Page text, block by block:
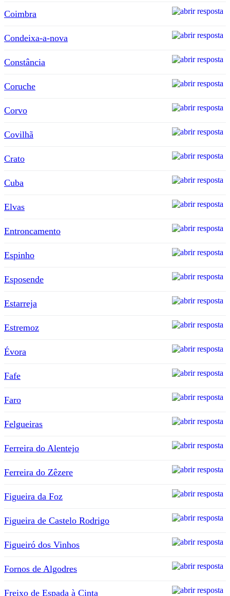
Coimbra
Condeixa-a-nova
Constância
Coruche
Corvo
Covilhã
Crato
Cuba
Elvas
Entroncamento
Espinho
Esposende
Estarreja
Estremoz
Évora
Fafe
Faro
Felgueiras
Ferreira do Alentejo
Ferreira do Zêzere
Figueira da Foz
Figueira de Castelo Rodrigo
Figueiró dos Vinhos
Fornos de Algodres
Freixo de Espada à Cinta